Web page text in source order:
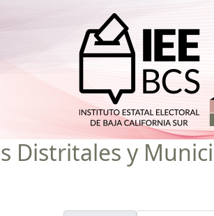
Distritales y